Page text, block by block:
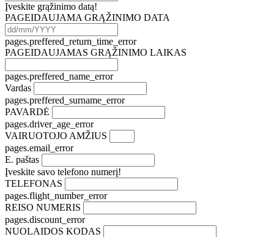
Įveskite grąžinimo datą!
PAGEIDAUJAMA GRĄŽINIMO DATA
pages.preffered_return_time_error
PAGEIDAUJAMAS GRĄŽINIMO LAIKAS
pages.preffered_name_error
Vardas
pages.preffered_surname_error
PAVARDĖ
pages.driver_age_error
VAIRUOTOJO AMŽIUS
pages.email_error
E. paštas
Įveskite savo telefono numerį!
TELEFONAS
pages.flight_number_error
REISO NUMERIS
pages.discount_error
NUOLAIDOS KODAS